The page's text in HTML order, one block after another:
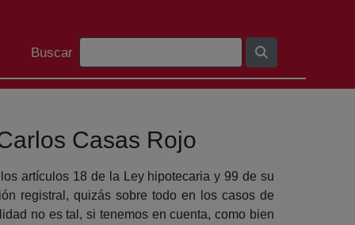
Barra de búsqueda
Buscar
Casas Rojo
artículos 18 de la Ley hipotecaria y 99 de su
registral, quizás sobre todo en los casos de
no es tal, si tenemos en cuenta, como bien